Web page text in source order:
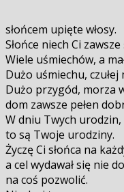
słońcem upięte włosy.
Słońce niech Ci zawsze
Wiele uśmiechów, a
Dużo uśmiechu, czułej
Dużo przygód, morza
dom zawsze pełen
W dniu Twych urodzin,
to są Twoje urodziny.
Życzę Ci słońca na
a cel wydawał się nie
na coś pozwolić.